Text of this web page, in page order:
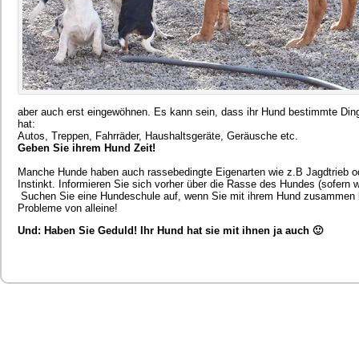
aber auch erst eingewöhnen. Es kann sein, dass ihr Hund bestimmte
hat:
Autos, Treppen, Fahrräder, Haushaltsgeräte, Geräusche etc.
Geben Sie ihrem Hund Zeit!
Manche Hunde haben auch rassebedingte Eigenarten wie z.B Jagdtrieb
Instinkt. Informieren Sie sich vorher über die Rasse des Hundes (sofern
Suchen Sie eine Hundeschule auf, wenn Sie mit ihrem Hund
Probleme von alleine!
Und: Haben Sie Geduld! Ihr Hund hat sie mit ihnen ja auch 🙂